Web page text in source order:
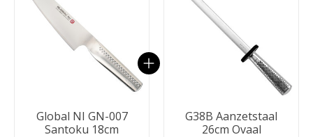
Global NI GN-007
Santoku 18cm
G38B Aanzetstaal
26cm Ovaal